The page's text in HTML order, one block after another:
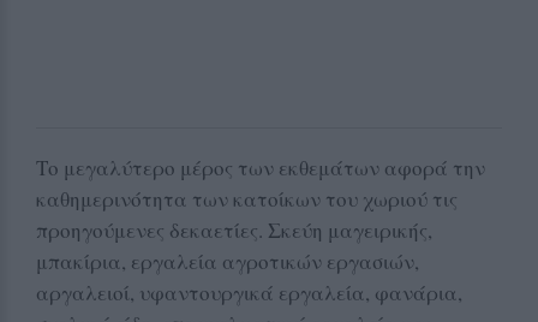
Το μεγαλύτερο μέρος των εκθεμάτων αφορά την
καθημερινότητα των κατοίκων του χωριού τις
προηγούμενες δεκαετίες. Σκεύη μαγειρικής,
μπακίρια, εργαλεία αγροτικών εργασιών,
αργαλειοί, υφαντουργικά εργαλεία, φανάρια,